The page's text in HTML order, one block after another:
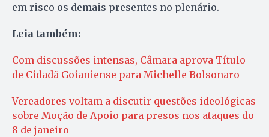
em risco os demais presentes no plenário.
Leia também:
Com discussões intensas, Câmara aprova Título
de Cidadã Goianiense para Michelle Bolsonaro
Vereadores voltam a discutir questões ideológicas
sobre Moção de Apoio para presos nos ataques do
8 de janeiro